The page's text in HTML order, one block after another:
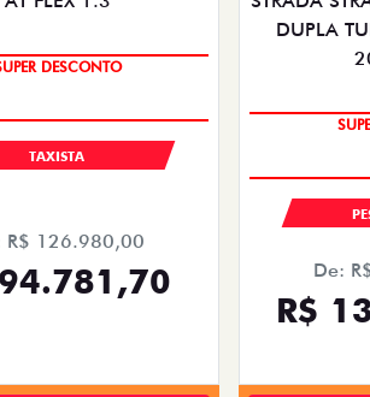
DESCONTO
TAXISTA
R$ 126.980,00
De:
R$